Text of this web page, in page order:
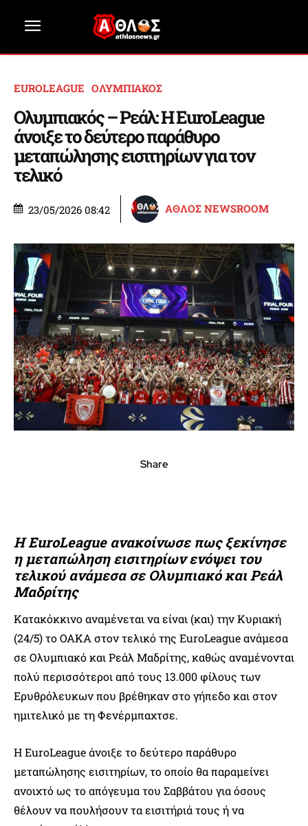
EUROLEAGUE ΟΛΥΜΠΙΑΚΟΣ
Ολυμπιακός – Ρεάλ: Η EuroLeague
άνοιξε το δεύτερο παράθυρο
μεταπώλησης εισιτηρίων για τον
τελικό
23/05/2026 08:42 ΑΘΛΟΣ NEWSROOM
Share
Η EuroLeague ανακοίνωσε πως ξεκίνησε
η μεταπώληση εισιτηρίων ενόψει του
τελικού ανάμεσα σε Ολυμπιακό και Ρεάλ
Μαδρίτης
Κατακόκκινο αναμένεται να είναι (και) την Κυριακή
(24/5) το ΟΑΚΑ στον τελικό της EuroLeague ανάμεσα
σε Ολυμπιακό και Ρεάλ Μαδρίτης, καθώς αναμένονται
πολύ περισσότεροι από τους 13.000 φίλους των
Ερυθρόλευκων που βρέθηκαν στο γήπεδο και στον
ημιτελικό με τη Φενέρμπαχτσε.
Η EuroLeague άνοιξε το δεύτερο παράθυρο
μεταπώλησης εισιτηρίων, το οποίο θα παραμείνει
ανοιχτό ως το απόγευμα του Σαββάτου για όσους
θέλουν να πουλήσουν τα εισιτήριά τους ή να